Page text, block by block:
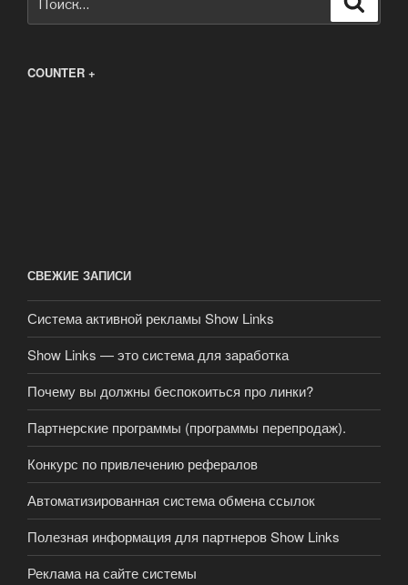
COUNTER +
СВЕЖИЕ ЗАПИСИ
Система активной рекламы Show Links
Show Links — это система для заработка
Почему вы должны беспокоиться про линки?
Партнерские программы (программы перепродаж).
Конкурс по привлечению рефералов
Автоматизированная система обмена ссылок
Полезная информация для партнеров Show Links
Реклама на сайте системы